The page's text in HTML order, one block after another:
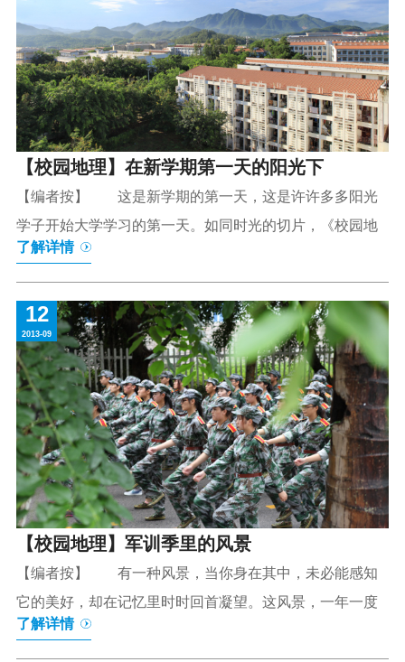
【校园地理】在新学期第一天的阳光下
【编者按】 这是新学期的第一天，这是许许多多阳光
学子开始大学学习的第一天。如同时光的切片，《校园地
了解详情
12
2013-09
【校园地理】军训季里的风景
【编者按】 有一种风景，当你身在其中，未必能感知
它的美好，却在记忆里时时回首凝望。这风景，一年一度
了解详情